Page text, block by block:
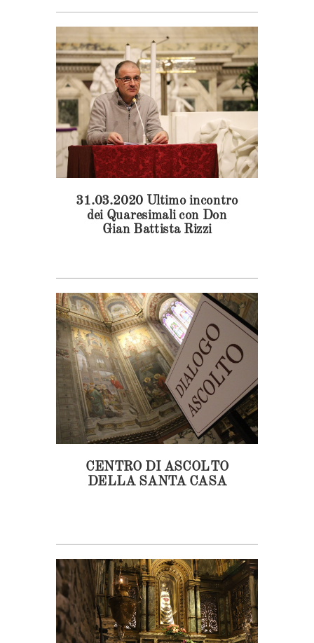
31.03.2020 Ultimo incontro
dei Quaresimali con Don
Gian Battista Rizzi
CENTRO DI ASCOLTO
DELLA SANTA CASA